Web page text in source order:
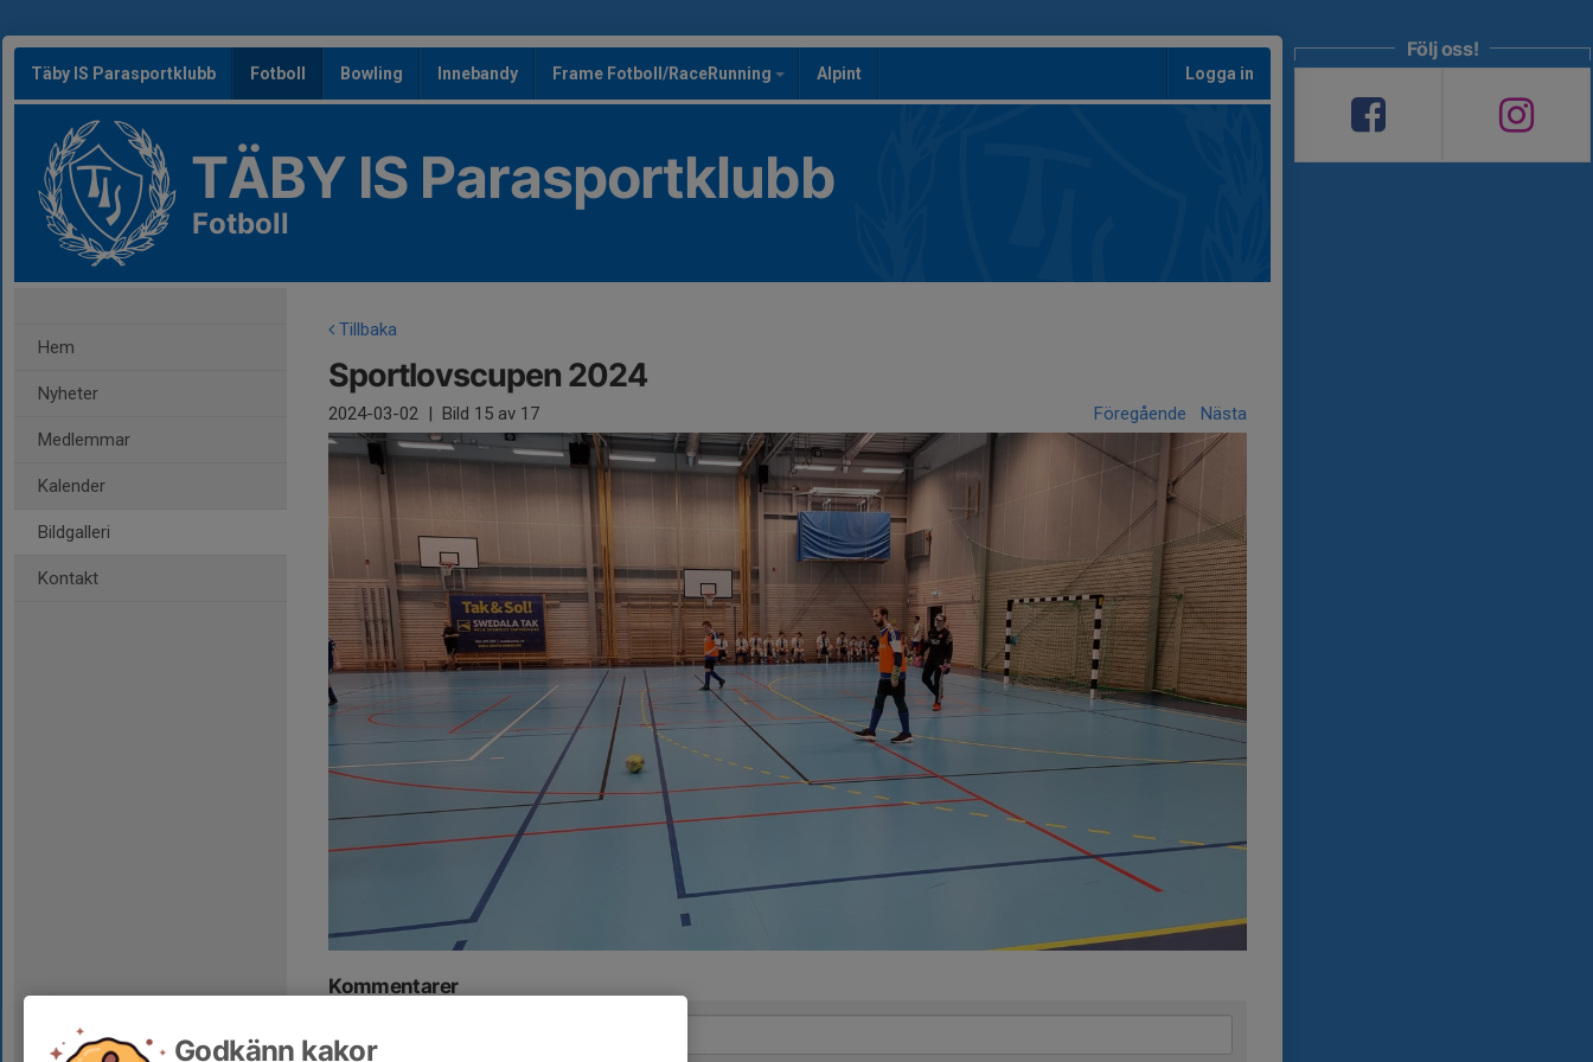
Täby IS Parasportklubb Fotboll Bowling Innebandy Frame Fotboll/RaceRunning Alpint Logga in
TÄBY IS Parasportklubb
Fotboll
Hem
Nyheter
Medlemmar
Kalender
Bildgalleri
Kontakt
Tillbaka
Sportlovscupen 2024
2024-03-02 | Bild 15 av 17 Föregående Nästa
Kommentarer
Följ oss!
Godkänn kakor